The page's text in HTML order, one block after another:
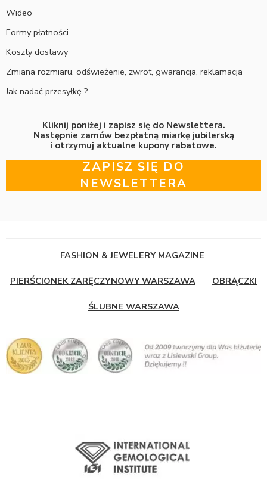
Wideo
Formy płatności
Koszty dostawy
Zmiana rozmiaru, odświeżenie, zwrot, gwarancja, reklamacja
Jak nadać przesyłkę ?
Kliknij poniżej i zapisz się do Newslettera.
Następnie zamów bezpłatną miarkę jubilerską
i otrzymuj aktualne kupony rabatowe.
ZAPISZ SIĘ DO
NEWSLETTERA
FASHION & JEWELERY MAGAZINE
PIERŚCIONEK ZARĘCZYNOWY WARSZAWA OBRĄCZKI
ŚLUBNE WARSZAWA